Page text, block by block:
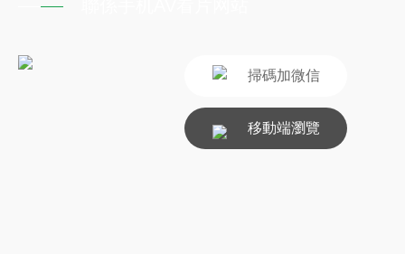
掃碼加微信
移動端瀏覽